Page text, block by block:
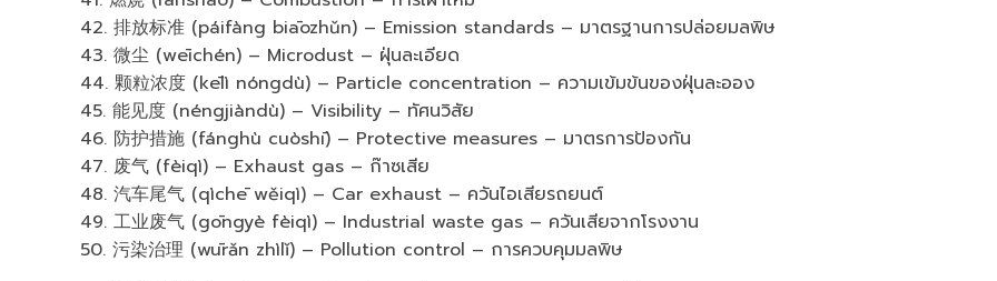
42. 排放标准 (páifàng biāozhǔn) – Emission standards – มาตรฐานการปล่อยมลพิษ
43. 微尘 (wēichén) – Microdust – ฝุ่นละเอียด
44. 颗粒浓度 (kēlì nóngdù) – Particle concentration – ความเข้มข้นของฝุ่นละออง
45. 能见度 (néngjiàndù) – Visibility – ทัศนวิสัย
46. 防护措施 (fánghù cuòshī) – Protective measures – มาตรการป้องกัน
47. 废气 (fèiqì) – Exhaust gas – ก๊าซเสีย
48. 汽车尾气 (qìchē wěiqì) – Car exhaust – ควันไอเสียรถยนต์
49. 工业废气 (gōngyè fèiqì) – Industrial waste gas – ควันเสียจากโรงงาน
50. 污染治理 (wūrǎn zhìlǐ) – Pollution control – การควบคุมมลพิษ